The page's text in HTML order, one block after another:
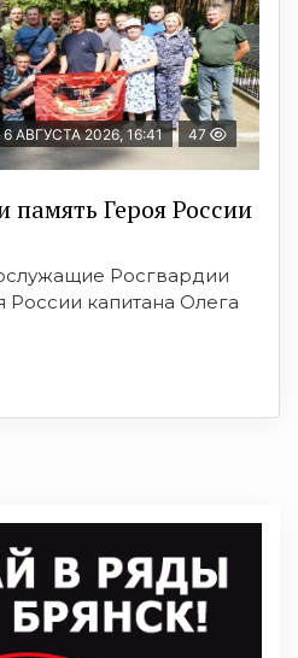
6 АВГУСТА 2026, 16:41 47
память Героя России
Росгвардии
России капитана Олега